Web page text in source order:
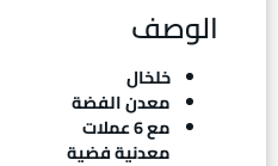
الوصف
خلخال
معدن الفضة
مع 6 عملات
معدنية فضية